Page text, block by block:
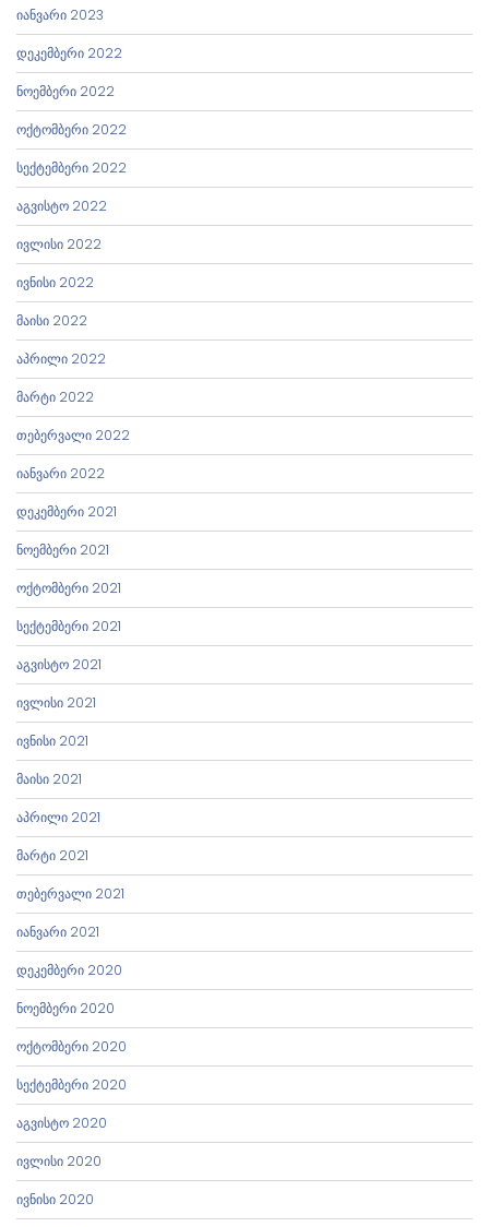
იანვარი 2023
დეკემბერი 2022
ნოემბერი 2022
ოქტომბერი 2022
სექტემბერი 2022
აგვისტო 2022
ივლისი 2022
ივნისი 2022
მაისი 2022
აპრილი 2022
მარტი 2022
თებერვალი 2022
იანვარი 2022
დეკემბერი 2021
ნოემბერი 2021
ოქტომბერი 2021
სექტემბერი 2021
აგვისტო 2021
ივლისი 2021
ივნისი 2021
მაისი 2021
აპრილი 2021
მარტი 2021
თებერვალი 2021
იანვარი 2021
დეკემბერი 2020
ნოემბერი 2020
ოქტომბერი 2020
სექტემბერი 2020
აგვისტო 2020
ივლისი 2020
ივნისი 2020